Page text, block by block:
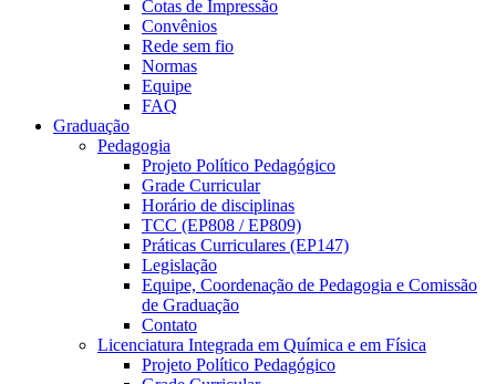
Cotas de Impressão
Convênios
Rede sem fio
Normas
Equipe
FAQ
Graduação
Pedagogia
Projeto Político Pedagógico
Grade Curricular
Horário de disciplinas
TCC (EP808 / EP809)
Práticas Curriculares (EP147)
Legislação
Equipe, Coordenação de Pedagogia e Comissão
de Graduação
Contato
Licenciatura Integrada em Química e em Física
Projeto Político Pedagógico